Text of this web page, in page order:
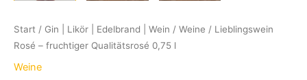
Start / Gin | Likör | Edelbrand | Wein / Weine / Lieblingswein
Rosé – fruchtiger Qualitätsrosé 0,75 l
Weine